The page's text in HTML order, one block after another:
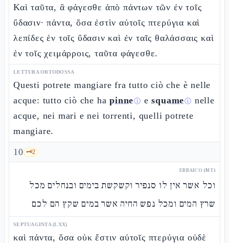
Καὶ ταῦτα, ἃ φάγεσθε ἀπὸ πάντων τῶν ἐν τοῖς
ὕδασιν· πάντα, ὅσα ἐστὶν αὐτοῖς πτερύγια καὶ
λεπίδες ἐν τοῖς ὕδασιν καὶ ἐν ταῖς θαλάσσαις καὶ
ἐν τοῖς χειμάρροις, ταῦτα φάγεσθε.
LETTURA ORTODOSSA
Questi potrete mangiare fra tutto ciò che è nelle
acque: tutto ciò che hapinneⓘ esquameⓘ nelle
acque, nei mari e nei torrenti, quelli potrete
mangiare.
10 🗝️2
EBRAICO (MT)
וכל אשר אין לו סנפיר וקשקשת בימים ובנחלים מכל
שרץ המים ומכל נפש החיה אשר במים שקץ הם לכם
SEPTUAGINTA (LXX)
καὶ πάντα, ὅσα οὐκ ἔστιν αὐτοῖς πτερύγια οὐδὲ